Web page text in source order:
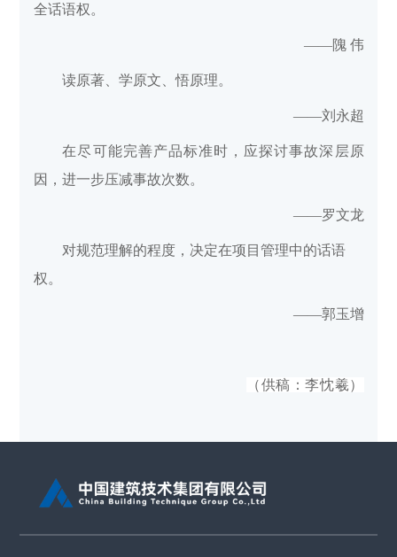
全话语权。
——隗 伟
读原著、学原文、悟原理。
——刘永超
在尽可能完善产品标准时，应探讨事故深层原
因，进一步压减事故次数。
——罗文龙
对规范理解的程度，决定在项目管理中的话语
权。
——郭玉增
（供稿：李忱羲）